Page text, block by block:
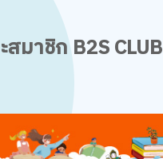
มาชิก B2S CLUB